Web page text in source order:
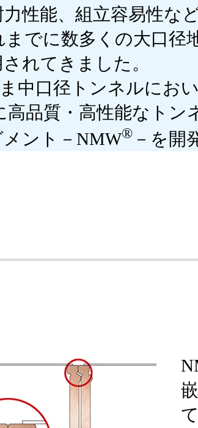
性能、組立容易性な
でに数多くの大口径
れてきました。
中口径トンネルにお
品質・高性能なトン
ント－NMW® －を開
お